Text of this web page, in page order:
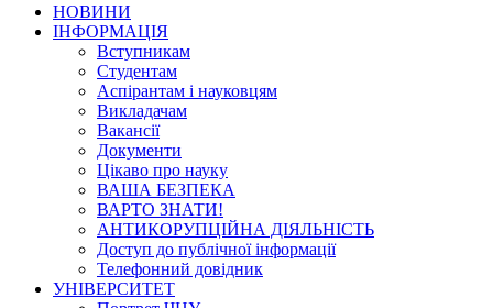
НОВИНИ
ІНФОРМАЦІЯ
Вступникам
Студентам
Аспірантам і науковцям
Викладачам
Вакансії
Документи
Цікаво про науку
ВАША БЕЗПЕКА
ВАРТО ЗНАТИ!
АНТИКОРУПЦІЙНА ДІЯЛЬНІСТЬ
Доступ до публічної інформації
Телефонний довідник
УНІВЕРСИТЕТ